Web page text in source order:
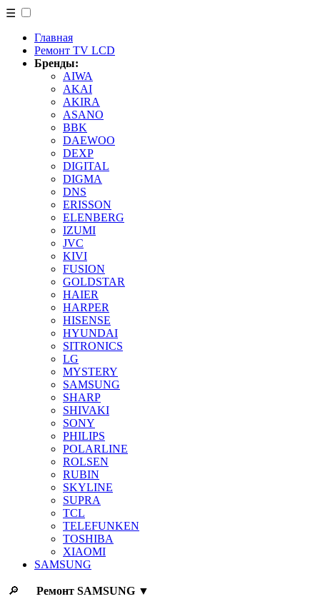
☰
Главная
Ремонт TV LCD
Бренды:
AIWA
AKAI
AKIRA
ASANO
BBK
DAEWOO
DEXP
DIGITAL
DIGMA
DNS
ERISSON
ELENBERG
IZUMI
JVC
KIVI
FUSION
GOLDSTAR
HAIER
HARPER
HISENSE
HYUNDAI
SITRONICS
LG
MYSTERY
SAMSUNG
SHARP
SHIVAKI
SONY
PHILIPS
POLARLINE
ROLSEN
RUBIN
SKYLINE
SUPRA
TCL
TELEFUNKEN
TOSHIBA
XIAOMI
SAMSUNG
🔎 Ремонт SAMSUNG ▼